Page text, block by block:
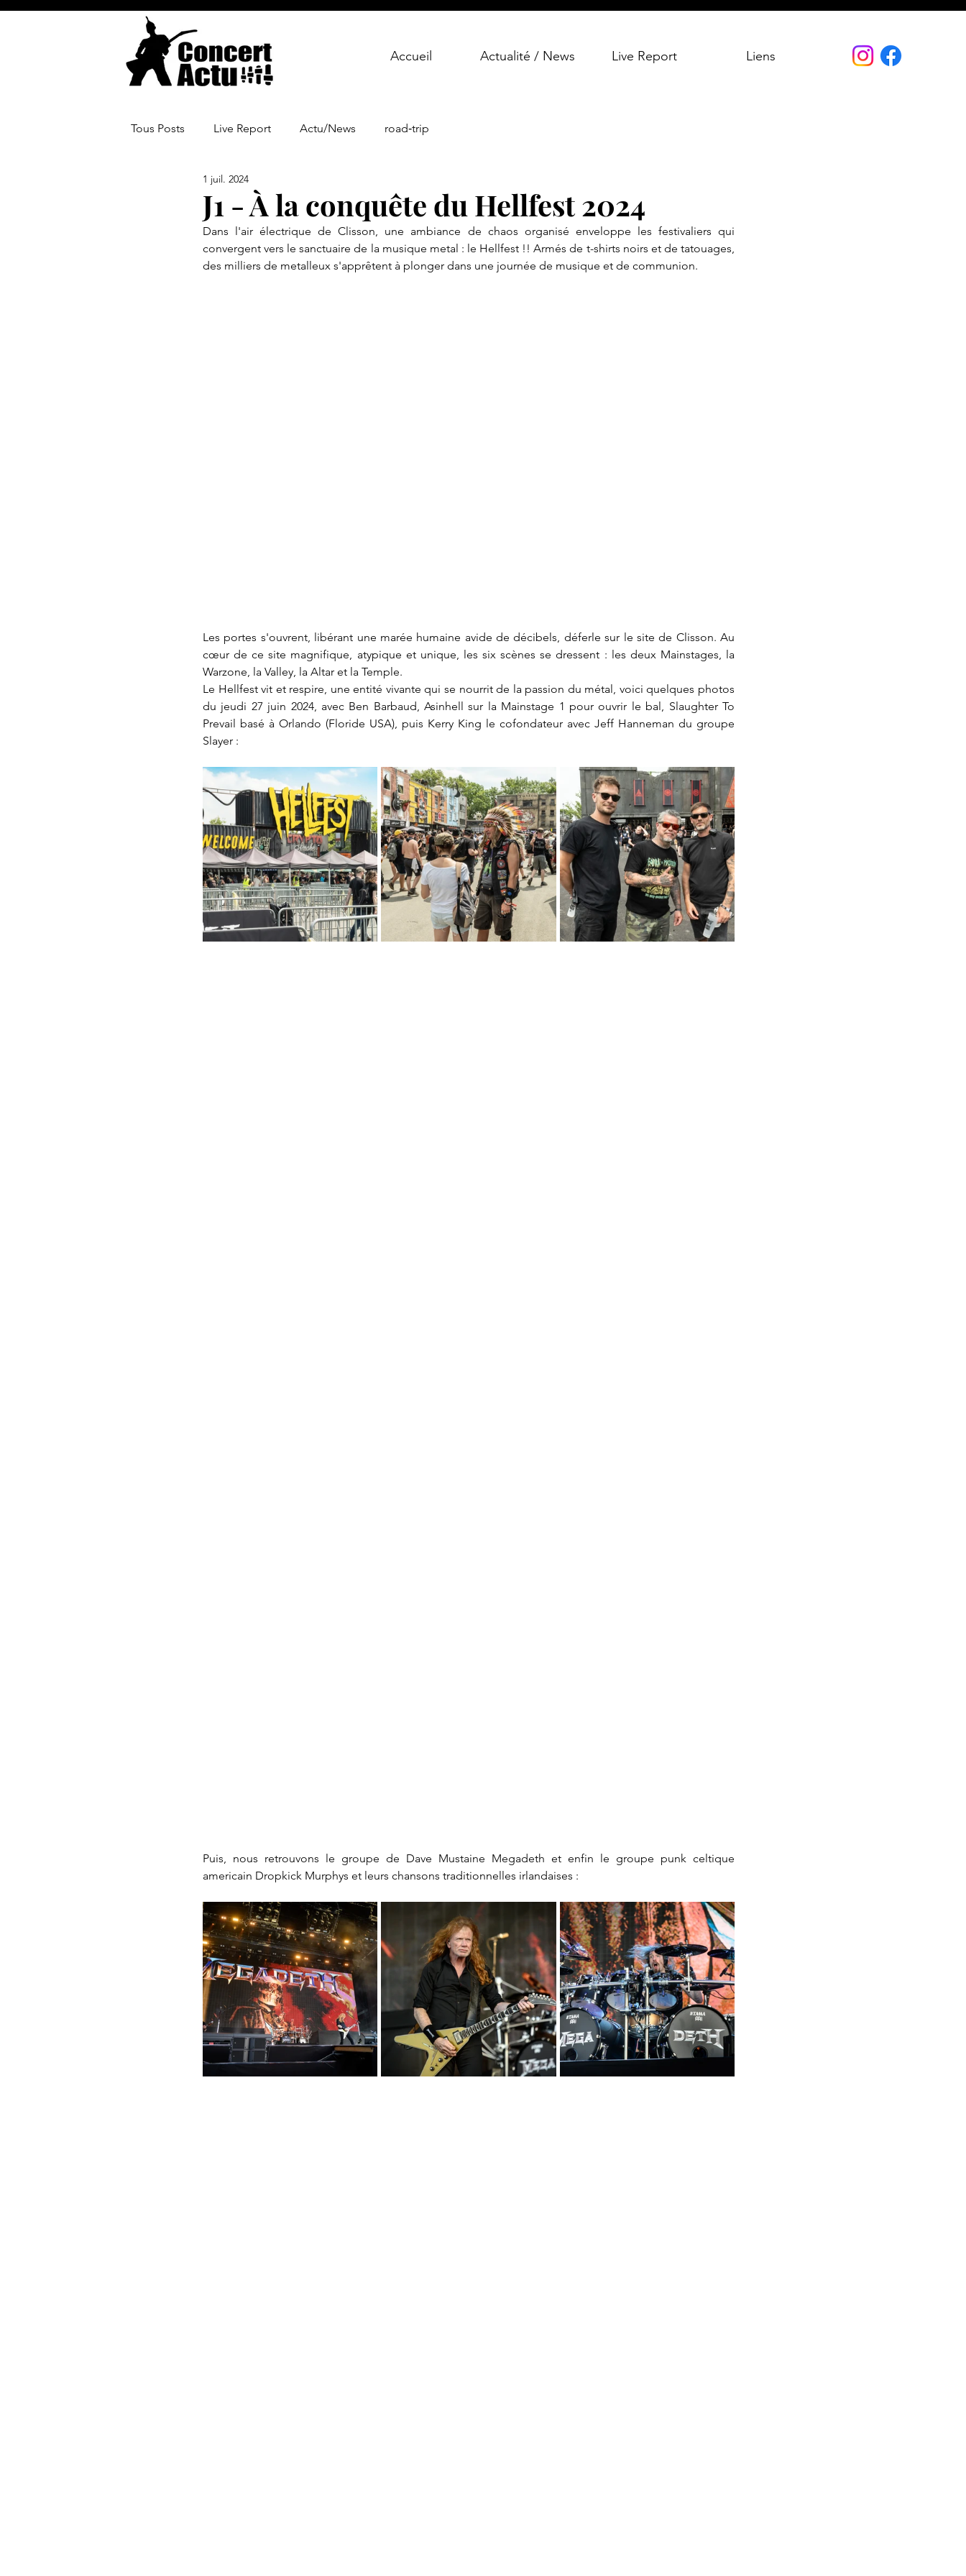
Accueil Actualité / News Live Report Liens
Tous Posts Live Report Actu/News road‑trip
J1 - À la conquête du Hellfest 2024
1 juil. 2024
Dans l'air électrique de Clisson, une ambiance de chaos organisé enveloppe les festivaliers qui
convergent vers le sanctuaire de la musique metal : le Hellfest !! Armés de t-shirts noirs et de tatouages,
des milliers de metalleux s'apprêtent à plonger dans une journée de musique et de communion.
Les portes s'ouvrent, libérant une marée humaine avide de décibels, déferle sur le site de Clisson. Au
cœur de ce site magnifique, atypique et unique, les six scènes se dressent : les deux Mainstages, la
Warzone, la Valley, la Altar et la Temple.
Le Hellfest vit et respire, une entité vivante qui se nourrit de la passion du métal, voici quelques photos
du jeudi 27 juin 2024, avec Ben Barbaud, Asinhell sur la Mainstage 1 pour ouvrir le bal, Slaughter To
Prevail basé à Orlando (Floride USA), puis Kerry King le cofondateur avec Jeff Hanneman du groupe
Slayer :
Puis, nous retrouvons le groupe de Dave Mustaine Megadeth et enfin le groupe punk celtique
americain Dropkick Murphys et leurs chansons traditionnelles irlandaises :